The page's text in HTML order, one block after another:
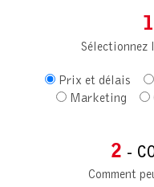
1
Sélectionnez
Prix et délais
Marketing
2 -
Comment